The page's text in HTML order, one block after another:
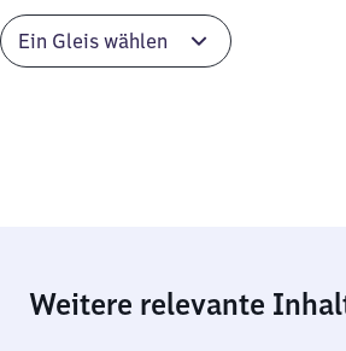
Weitere relevante